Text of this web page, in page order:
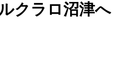
クラロ沼津へ